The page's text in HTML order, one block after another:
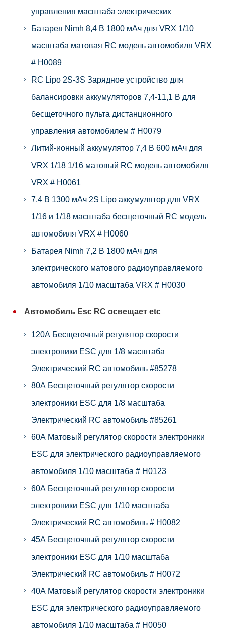
управления масштаба электрических
Батарея Nimh 8,4 В 1800 мАч для VRX 1/10
масштаба матовая RC модель автомобиля VRX
# H0089
RC Lipo 2S-3S Зарядное устройство для
балансировки аккумуляторов 7,4-11,1 В для
бесщеточного пульта дистанционного
управления автомобилем # H0079
Литий-ионный аккумулятор 7,4 В 600 мАч для
VRX 1/18 1/16 матовый RC модель автомобиля
VRX # H0061
7,4 В 1300 мАч 2S Lipo аккумулятор для VRX
1/16 и 1/18 масштаба бесщеточный RC модель
автомобиля VRX # H0060
Батарея Nimh 7,2 В 1800 мАч для
электрического матового радиоуправляемого
автомобиля 1/10 масштаба VRX # H0030
Автомобиль Esc RC освещает etc
120A Бесщеточный регулятор скорости
электроники ESC для 1/8 масштаба
Электрический RC автомобиль #85278
80A Бесщеточный регулятор скорости
электроники ESC для 1/8 масштаба
Электрический RC автомобиль #85261
60A Матовый регулятор скорости электроники
ESC для электрического радиоуправляемого
автомобиля 1/10 масштаба # H0123
60A Бесщеточный регулятор скорости
электроники ESC для 1/10 масштаба
Электрический RC автомобиль # H0082
45A Бесщеточный регулятор скорости
электроники ESC для 1/10 масштаба
Электрический RC автомобиль # H0072
40A Матовый регулятор скорости электроники
ESC для электрического радиоуправляемого
автомобиля 1/10 масштаба # H0050